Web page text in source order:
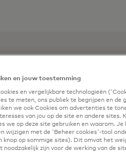
en jouw toestemming
en vergelijkbare technologieën
te meten, ons publiek te begrijpen en de
we ook Cookies om advertenties te
van jou op de site en andere sites.
we op deze site gebruiken en waarom.
wijzigen met de 'Beheer cookies'-tool
knop op sommige sites). Dit omvat het
noodzakelijk zijn voor de werking van de